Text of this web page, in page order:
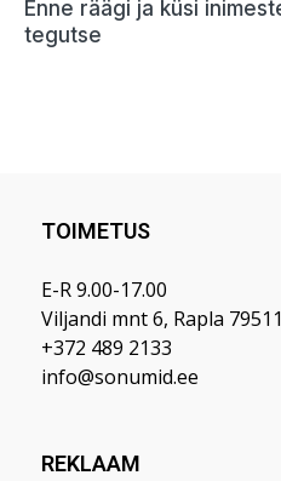
TOIMETUS
E-R 9.00-17.00
Viljandi mnt 6, Rapla 79511
+372 489 2133
info@sonumid.ee
REKLAAM